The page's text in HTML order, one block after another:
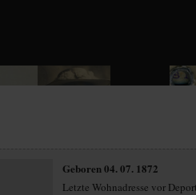
Geboren 04. 07. 1872
Letzte Wohnadresse vor